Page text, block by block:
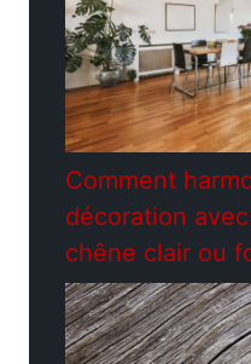
Comment
décoration
chêne clair ou